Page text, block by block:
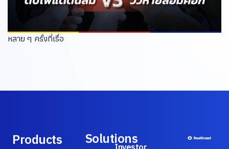
หลาย ๆ ครั้งที่เรื่อ
Products Solutions